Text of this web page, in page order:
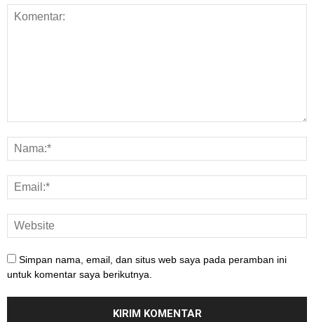
Simpan nama, email, dan situs web saya pada peramban ini
untuk komentar saya berikutnya.